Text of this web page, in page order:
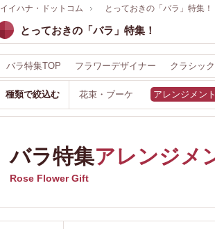
イイハナ・ドットコム とっておきの「バラ」特集！
とっておきの「バラ」特集！
バラ特集TOP フラワーデザイナー クラシッ
種類で絞込む 花束・ブーケ アレンジメント
バラ特集アレンジメ
Rose Flower Gift